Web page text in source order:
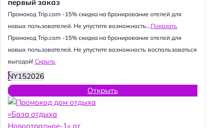
первый заказ
Промокод Trip.com -15% скидка на бронирование отелей для
новых пользователей. Не упустите возможность...Показать
Промокод Trip.com -15% скидка на бронирование отелей для
новых пользователей. Не упустите возможность воспользоваться
выгодой! Скрыть
NY152026
Открыть